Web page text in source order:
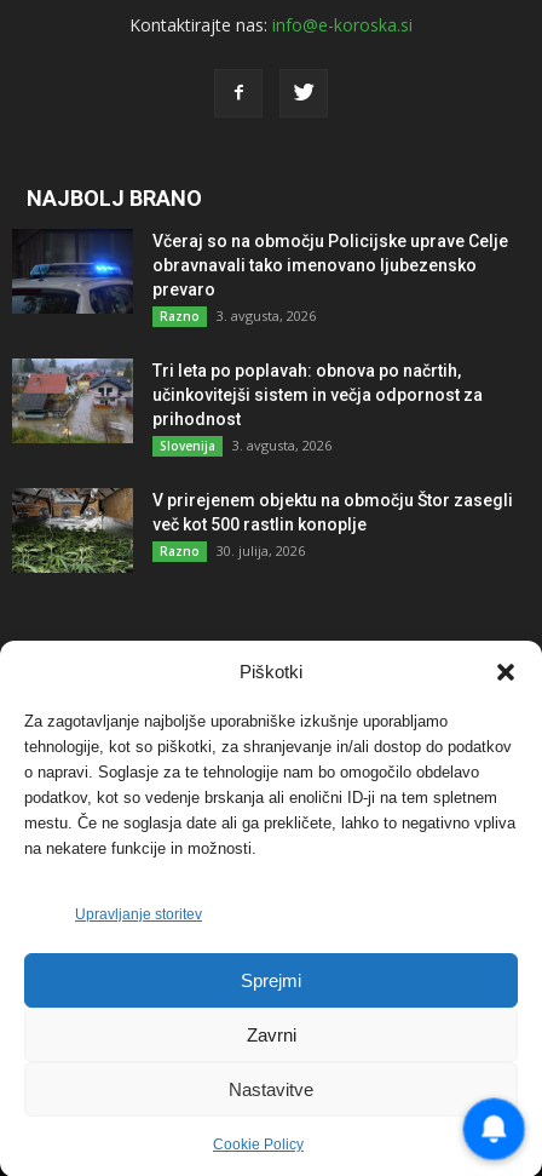
Piškotki
Za zagotavljanje najboljše uporabniške izkušnje uporabljamo
tehnologije, kot so piškotki, za shranjevanje in/ali dostop do podatkov
o napravi. Soglasje za te tehnologije nam bo omogočilo obdelavo
podatkov, kot so vedenje brskanja ali enolični ID-ji na tem spletnem
mestu. Če ne soglasja date ali ga prekličete, lahko to negativno vpliva
na nekatere funkcije in možnosti.
Upravljanje storitev
Sprejmi
Zavrni
Nastavitve
Cookie Policy
Kontaktirajte nas: info@e-koroska.si
NAJBOLJ BRANO
Včeraj so na območju Policijske uprave Celje
obravnavali tako imenovano ljubezensko
prevaro
Razno 3. avgusta, 2026
Tri leta po poplavah: obnova po načrtih,
učinkovitejši sistem in večja odpornost za
prihodnost
Slovenija 3. avgusta, 2026
V prirejenem objektu na območju Štor zasegli
več kot 500 rastlin konoplje
Razno 30. julija, 2026
NAJBOLJ KOMENTIRANO
Protest proti vetrnim elektrarnam na Ojstrici, v
svetu pa vedno bolj...
Dogodki 12. maja, 2017
Tožilstvo v Celovcu v korist elektrarnam
Verbund
FOTO: Razstava cvetličarskega mojstra Andreja
Dogodki 27. novembra, 2017
© 2026 | eKoroška.si